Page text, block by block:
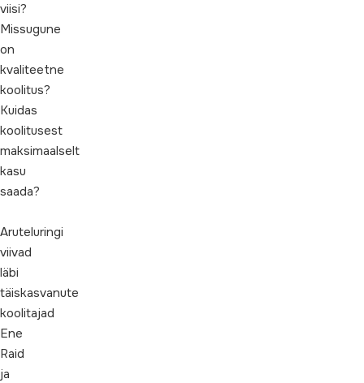
viisi?
Missugune
on
kvaliteetne
koolitus?
Kuidas
koolitusest
maksimaalselt
kasu
saada?
Aruteluringi
viivad
läbi
täiskasvanute
koolitajad
Ene
Raid
ja